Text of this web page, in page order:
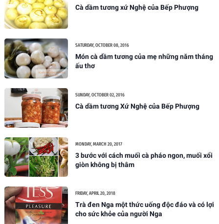
Cà dầm tương xứ Nghệ của Bếp Phượng
SATURDAY, OCTOBER 08, 2016
Món cà dầm tương của mẹ những năm tháng
ấu thơ
SUNDAY, OCTOBER 02, 2016
Cà dầm tương Xứ Nghệ của Bếp Phượng
MONDAY, MARCH 20, 2017
3 bước với cách muối cà pháo ngon, muối xổi
giòn không bị thâm
FRIDAY, APRIL 20, 2018
Trà đen Nga một thức uống độc đáo và có lợi
cho sức khỏe của người Nga